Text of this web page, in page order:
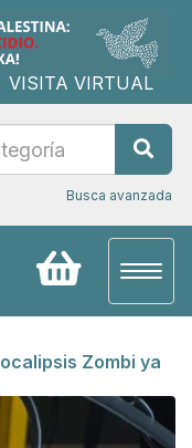
VISITA VIRTUAL
Busca avanzada
Zombi ya